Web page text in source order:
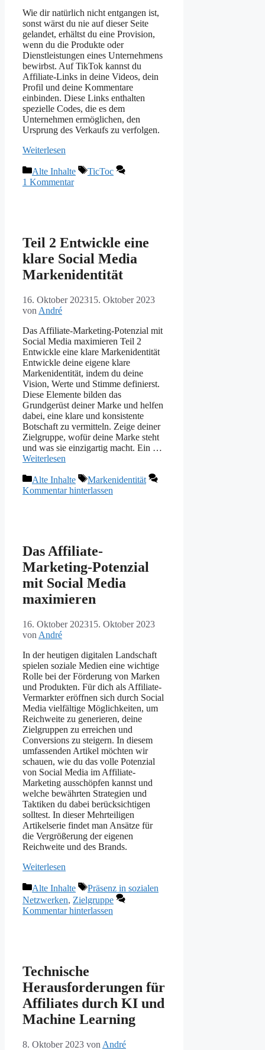
Wie dir natürlich nicht entgangen ist,
sonst wärst du nie auf dieser Seite
gelandet, erhältst du eine Provision,
wenn du die Produkte oder
Dienstleistungen eines Unternehmens
bewirbst. Auf TikTok kannst du
Affiliate-Links in deine Videos, dein
Profil und deine Kommentare
einbinden. Diese Links enthalten
spezielle Codes, die es dem
Unternehmen ermöglichen, den
Ursprung des Verkaufs zu verfolgen.
Weiterlesen
Kategorien
Alte Inhalte Schlagwörter
TicToc
1 Kommentar
Teil 2 Entwickle eine
klare Social Media
Markenidentität
16. Oktober 202315. Oktober 2023
von André
Das Affiliate-Marketing-Potenzial mit
Social Media maximieren Teil 2
Entwickle eine klare Markenidentität
Entwickle deine eigene klare
Markenidentität, indem du deine
Vision, Werte und Stimme definierst.
Diese Elemente bilden das
Grundgerüst deiner Marke und helfen
dabei, eine klare und konsistente
Botschaft zu vermitteln. Zeige deiner
Zielgruppe, wofür deine Marke steht
und was sie einzigartig macht. Ein …
Weiterlesen
Kategorien
Alte Inhalte Schlagwörter
Markenidentität
Kommentar hinterlassen
Das Affiliate-
Marketing-Potenzial
mit Social Media
maximieren
16. Oktober 202315. Oktober 2023
von André
In der heutigen digitalen Landschaft
spielen soziale Medien eine wichtige
Rolle bei der Förderung von Marken
und Produkten. Für dich als Affiliate-
Vermarkter eröffnen sich durch Social
Media vielfältige Möglichkeiten, um
Reichweite zu generieren, deine
Zielgruppen zu erreichen und
Conversions zu steigern. In diesem
umfassenden Artikel möchten wir
schauen, wie du das volle Potenzial
von Social Media im Affiliate-
Marketing ausschöpfen kannst und
welche bewährten Strategien und
Taktiken du dabei berücksichtigen
solltest. In dieser Mehrteiligen
Artikelserie findet man Ansätze für
die Vergrößerung der eigenen
Reichweite und des Brands.
Weiterlesen
Kategorien
Alte Inhalte Schlagwörter
Präsenz in sozialen
Netzwerken, Zielgruppe
Kommentar hinterlassen
Technische
Herausforderungen für
Affiliates durch KI und
Machine Learning
8. Oktober 2023 von André